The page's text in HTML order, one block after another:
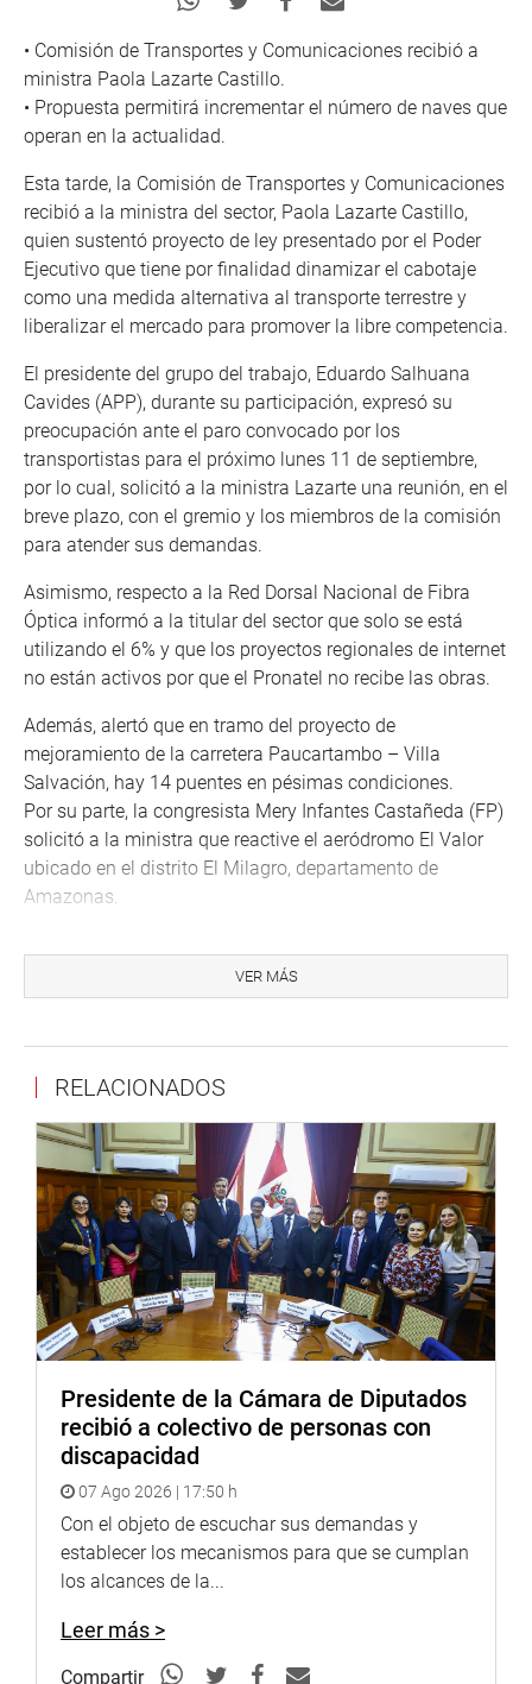
• Comisión de Transportes y Comunicaciones recibió a
ministra Paola Lazarte Castillo.
• Propuesta permitirá incrementar el número de naves que
operan en la actualidad.
Esta tarde, la Comisión de Transportes y Comunicaciones
recibió a la ministra del sector, Paola Lazarte Castillo,
quien sustentó proyecto de ley presentado por el Poder
Ejecutivo que tiene por finalidad dinamizar el cabotaje
como una medida alternativa al transporte terrestre y
liberalizar el mercado para promover la libre competencia.
El presidente del grupo del trabajo, Eduardo Salhuana
Cavides (APP), durante su participación, expresó su
preocupación ante el paro convocado por los
transportistas para el próximo lunes 11 de septiembre,
por lo cual, solicitó a la ministra Lazarte una reunión, en el
breve plazo, con el gremio y los miembros de la comisión
para atender sus demandas.
Asimismo, respecto a la Red Dorsal Nacional de Fibra
Óptica informó a la titular del sector que solo se está
utilizando el 6% y que los proyectos regionales de internet
no están activos por que el Pronatel no recibe las obras.
Además, alertó que en tramo del proyecto de
mejoramiento de la carretera Paucartambo – Villa
Salvación, hay 14 puentes en pésimas condiciones.
Por su parte, la congresista Mery Infantes Castañeda (FP)
solicitó a la ministra que reactive el aeródromo El Valor
ubicado en el distrito El Milagro, departamento de
Amazonas.
solicitó que se priorice el mejoramiento y construcción de
la carretera nacional PE10C, Puente Pallar-Puente
En otro momento, el congresista Edwin Martínez Talavera
(No Agrupado) expresó que la construcción del
“Megapuerto de Corío” en la provincia de Islay – Arequipa
es necesaria para que el Perú sea una potencia en el
sistema portuario. Por ello, instó al Ejecutivo a priorizar la
obra que generará puestos de trabajo y ayudará a la
reactivación económica.
Los parlamentarios Rosio Torres Salinas (APP), Roberto
Sánchez Palomino (Cambio Democrático – JP), Guido
(Podemos Perú), cuestionaron el avance de ejecución de
obras a nivel nacional y solicitaron priorizar las obras de
sus regiones para beneficio de la población.
Exposición de ministra
La ministra, Paola Lazarte, expuso sobre el proyecto de
ley 5175/2022-PE, que elimina el requisito de contar con
el permiso de operación y la necesidad de constitución en
el país para las empresas nacionales y extranjeras. Con
ello, las empresas que brinden servicio de cabotaje
VER MÁS
RELACIONADOS
Presidente de la Cámara de Diputados
recibió a colectivo de personas con
discapacidad
07 Ago 2026 | 17:50 h
Con el objeto de escuchar sus demandas y
establecer los mecanismos para que se cumplan
los alcances de la...
Leer más >
Compartir